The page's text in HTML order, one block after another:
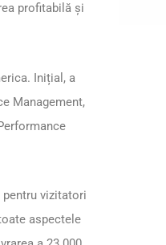
profitabilă și
Inițial, a
Management,
pentru vizitatori
aspectele